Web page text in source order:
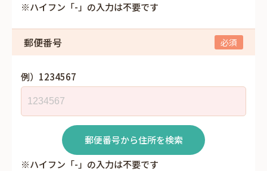
※ハイフン「-」の入力は不要です
郵便番号
例）1234567
郵便番号から住所を検索
※ハイフン「-」の入力は不要です